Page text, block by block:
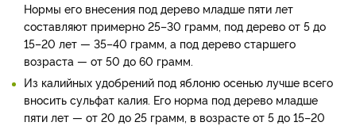
Нормы его внесения под дерево младше пяти лет
составляют примерно 25–30 грамм, под дерево от 5 до
15–20 лет — 35–40 грамм, а под дерево старшего
возраста — от 50 до 60 грамм.
Из калийных удобрений под яблоню осенью лучше всего
вносить сульфат калия. Его норма под дерево младше
пяти лет — от 20 до 25 грамм, в возрасте от 5 до 15–20